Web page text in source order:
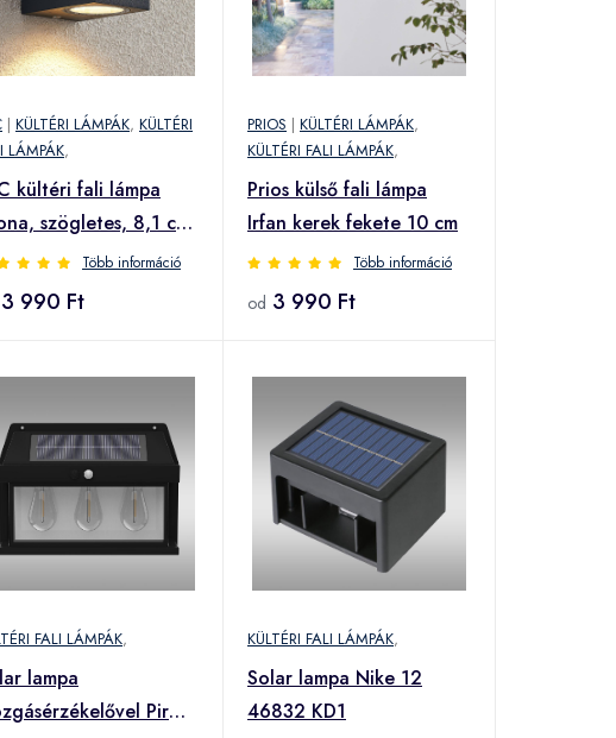
| KÜLTÉRI LÁMPÁK, KÜLTÉRI
LÁMPÁK,
kültéri fali lámpa
szögletes, 8,1 cm,
alumíniumTöbb információ
3 990 Ft
PRIOS | KÜLTÉRI LÁMPÁK,
KÜLTÉRI FALI LÁMPÁK,
Prios külső fali lámpa
Irfan kerek fekete 10 cm
Több információ
od 3 990 Ft
FALI LÁMPÁK,
lampa
Pir
KÜLTÉRI FALI LÁMPÁK,
Solar lampa Nike 12
46832 KD1